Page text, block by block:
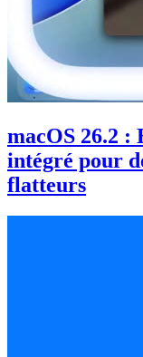
macOS 26.2 :
intégré pour
flatteurs